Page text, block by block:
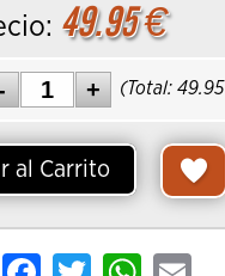
49.95€
(Total:49.95
al Carrito
FacebookTwitterWhatsApp
Email